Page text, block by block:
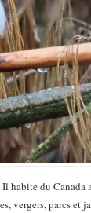
habite du
vergers, parcs et